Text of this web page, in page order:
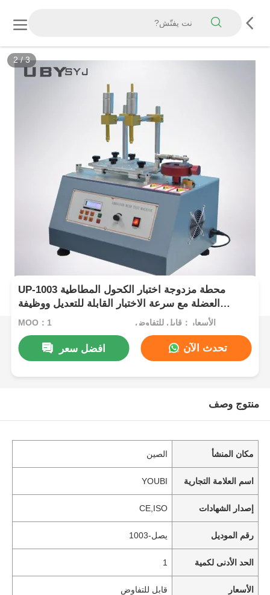
2/3
UP-1003 محطة مزدوجة اختبار الكحول المطاطية
العضلة مع سرعة الاختبار القابلة للتعديل ووظيفة
الذاكرة إيقاف تشغيل للاختبار مقاومة للاستخدام
MOQ：1 الأسعار：قابل للتفاوض
افضل سعر تحدث الآن
منتوج وصف
مكان المنشأ الصين
اسم العلامة التجارية YOUBI
إصدار الشهادات CE,ISO
رقم الموديل يصل-1003
الحد الأدنى لكمية 1
الأسعار قابل للتفاوض